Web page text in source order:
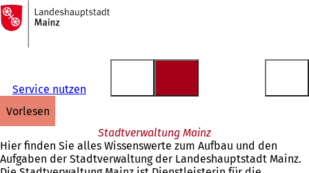
Inhalt anspringen
Zur
Startseite
Service nutzen
vorlesen
Stadtverwaltung Mainz
Hier finden Sie alles Wissenswerte zum Aufbau und den
Aufgaben der Stadtverwaltung der Landeshauptstadt Mainz.